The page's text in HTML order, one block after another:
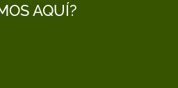
AQUÍ?